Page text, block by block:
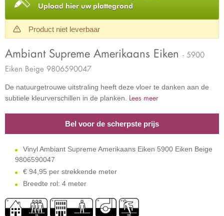
Upload hier uw plattegrond
Product niet leverbaar
Ambiant Supreme Amerikaans Eiken - 5900
Eiken Beige 9806590047
De natuurgetrouwe uitstraling heeft deze vloer te danken aan de
subtiele kleurverschillen in de planken. Lees meer
Bel voor de scherpste prijs
Vinyl Ambiant Supreme Amerikaans Eiken 5900 Eiken Beige
9806590047
€ 94,95 per strekkende meter
Breedte rol: 4 meter